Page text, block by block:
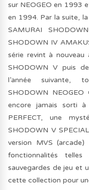
sur NEOGEO en 1993
en 1994. Par la suite,
SAMURAI
SHODOWN IV
série revint à
SHODOWN V puis
l’année suivante,
SHODOWN
encore jamais sorti
PERFECT, une
SHODOWN V
version MVS (arcade)
fonctionnalités
sauvegardes de jeu et
cette collection pour